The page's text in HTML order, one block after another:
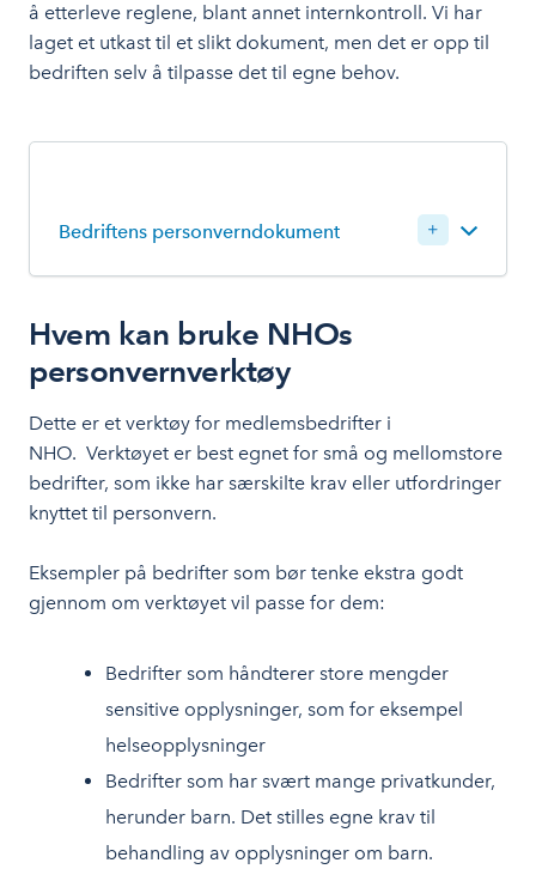
å etterleve reglene, blant annet internkontroll. Vi har
laget et utkast til et slikt dokument, men det er opp til
bedriften selv å tilpasse det til egne behov.
Bedriftens personverndokument
Hvem kan bruke NHOs
personvernverktøy
Dette er et verktøy for medlemsbedrifter i
NHO. Verktøyet er best egnet for små og mellomstore
bedrifter, som ikke har særskilte krav eller utfordringer
knyttet til personvern.
Eksempler på bedrifter som bør tenke ekstra godt
gjennom om verktøyet vil passe for dem:
Bedrifter som håndterer store mengder
sensitive opplysninger, som for eksempel
helseopplysninger
Bedrifter som har svært mange privatkunder,
herunder barn. Det stilles egne krav til
behandling av opplysninger om barn.